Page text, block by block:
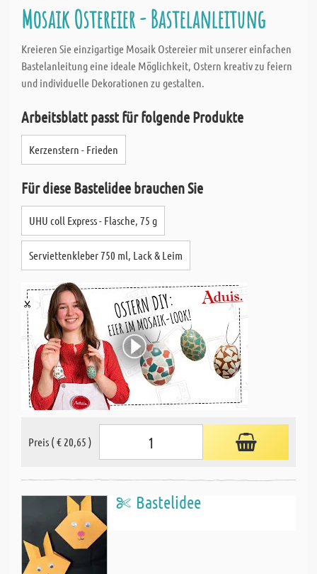
Mosaik Ostereier - Bastelanleitung
Kreieren Sie einzigartige Mosaik Ostereier mit unserer einfachen
Bastelanleitung eine ideale Möglichkeit, Ostern kreativ zu feiern
und individuelle Dekorationen zu gestalten.
Arbeitsblatt passt für folgende Produkte
Kerzenstern - Frieden
Für diese Bastelidee brauchen Sie
UHU coll Express - Flasche, 75 g
Serviettenkleber 750 ml, Lack & Leim
Preis ( € 20,65 )
Bastelidee